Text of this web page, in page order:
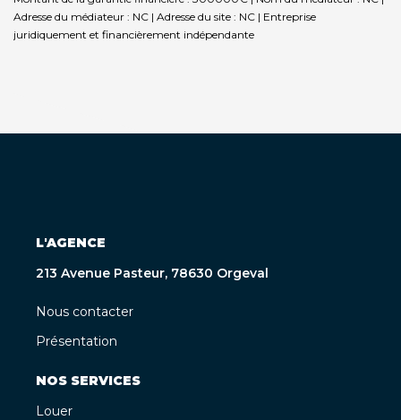
Adresse du médiateur : NC | Adresse du site : NC | Entreprise
juridiquement et financièrement indépendante
L'AGENCE
213 Avenue Pasteur, 78630 Orgeval
Nous contacter
Présentation
NOS SERVICES
Louer